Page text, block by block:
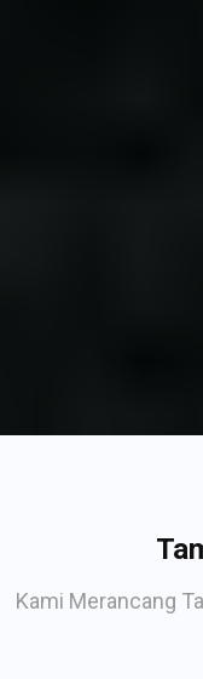
Kami Merancang